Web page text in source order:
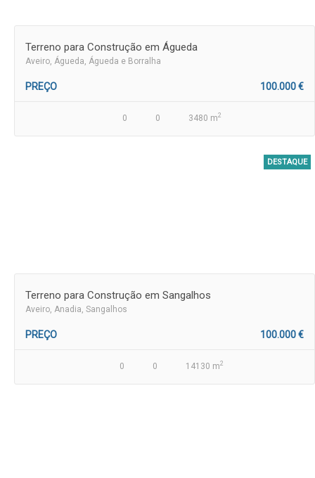
Terreno para Construção em Águeda
Aveiro , Águeda, Águeda e Borralha
PREÇO 100.000 €
0 0 3480 m2
DESTAQUE
Terreno para Construção em Sangalhos
Aveiro , Anadia, Sangalhos
PREÇO 100.000 €
0 0 14130 m2